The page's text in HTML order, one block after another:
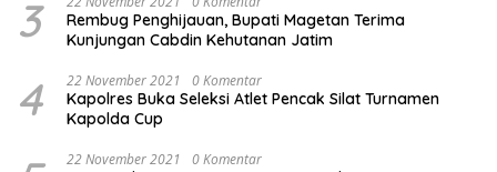
3
Rembug Penghijauan, Bupati Magetan Terima
Kunjungan Cabdin Kehutanan Jatim
4 22 November 2021 0 Komentar
Kapolres Buka Seleksi Atlet Pencak Silat Turnamen
Kapolda Cup
22 November 2021 0 Komentar